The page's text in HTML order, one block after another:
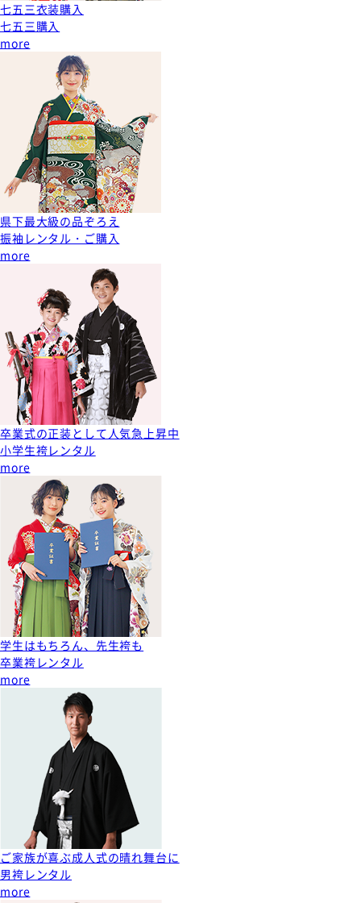
七五三衣装購入
七五三購入
more
県下最大級の品ぞろえ
振袖レンタル・ご購入
more
卒業式の正装として人気急上昇中
小学生袴レンタル
more
学生はもちろん、先生袴も
卒業袴レンタル
more
ご家族が喜ぶ成人式の晴れ舞台に
男袴レンタル
more